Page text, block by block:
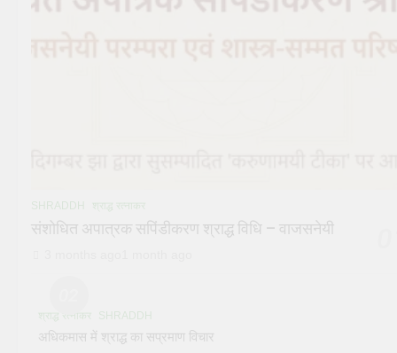
SHRADDH श्राद्ध रत्नाकर
संशोधित अपात्रक सपिंडीकरण श्राद्ध विधि – वाजसनेयी
श्राद्ध रत्नाकर SHRADDH
अधिकमास में श्राद्ध का सप्रमाण विचार